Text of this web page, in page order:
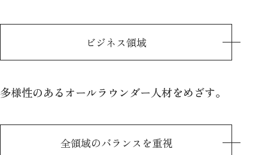
ビジネス領域
多様性のあるオールラウンダー人材をめざす。
全領域のバランスを重視